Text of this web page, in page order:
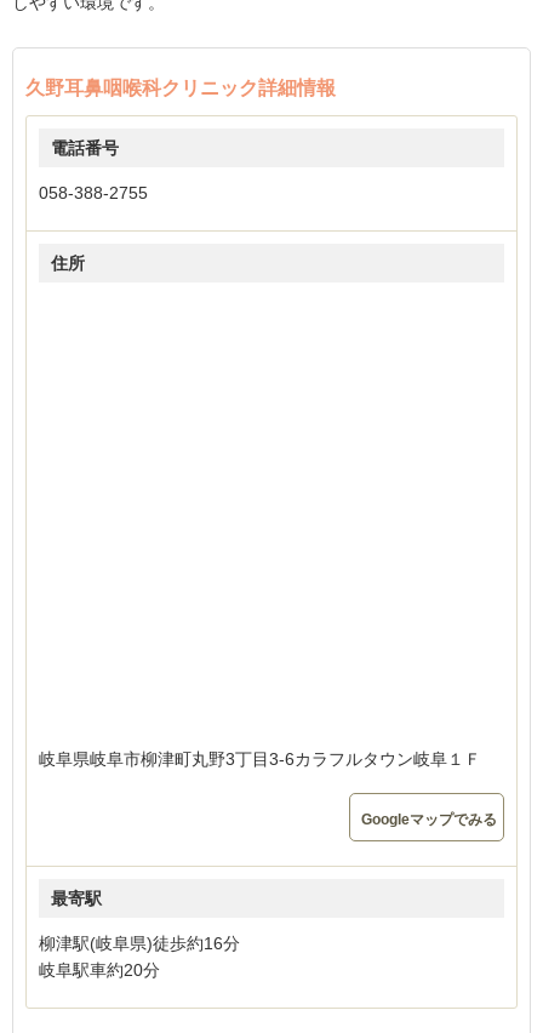
久野耳鼻咽喉科クリニック詳細情報
電話番号
058-388-2755
住所
岐阜県岐阜市柳津町丸野3丁目3-6カラフルタウン岐阜１Ｆ
Googleマップでみる
最寄駅
柳津駅(岐阜県)徒歩約16分
岐阜駅車約20分